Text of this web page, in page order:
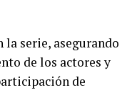
serie, asegurando
de los actores y
de